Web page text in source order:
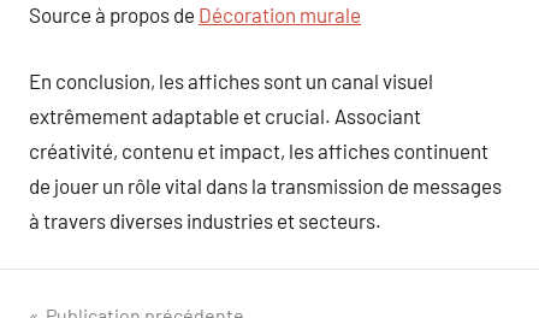
Source à propos de Décoration murale
En conclusion, les affiches sont un canal visuel
extrêmement adaptable et crucial. Associant
créativité, contenu et impact, les affiches continuent
de jouer un rôle vital dans la transmission de messages
à travers diverses industries et secteurs.